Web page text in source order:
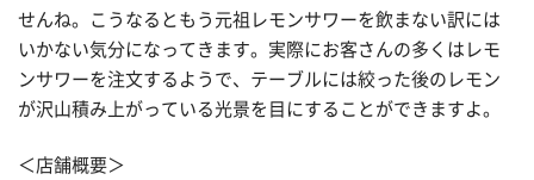
せんね。こうなるともう元祖レモンサワーを飲まない訳には
いかない気分になってきます。実際にお客さんの多くはレモ
ンサワーを注文するようで、テーブルには絞った後のレモン
が沢山積み上がっている光景を目にすることができますよ。
＜店舗概要＞